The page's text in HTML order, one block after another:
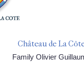
Château de La
Family Olivier